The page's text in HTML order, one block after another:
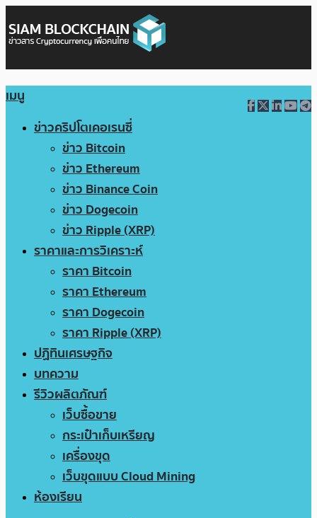
เมนู
ข่าวคริปโตเคอเรนซี่
ข่าว Bitcoin
ข่าว Ethereum
ข่าว Binance Coin
ข่าว Dogecoin
ข่าว Ripple (XRP)
ราคาและการวิเคราะห์
ราคา Bitcoin
ราคา Ethereum
ราคา Dogecoin
ราคา Ripple (XRP)
ปฏิทินเศรษฐกิจ
บทความ
รีวิวผลิตภัณฑ์
เว็บซื้อขาย
กระเป๋าเก็บเหรียญ
เครื่องขุด
เว็บขุดแบบ Cloud Mining
ห้องเรียน